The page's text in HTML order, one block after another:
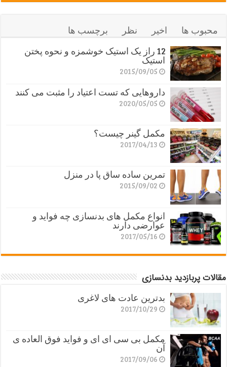
محبوب ها اخیر نظر
برچسب ها
12 راز یک استیک خوشمزه و نحوه پختن
استیک
2015/09/05
داروهایی که تست اعتیاد را مثبت می کنند
2020/05/05
مکمل گینر چیست؟
2017/04/13
تمرین ساده ساق پا در منزل
2015/09/02
انواع مکمل های بدنسازی چه فواید و
عوارضی دارند
2017/05/16
مقالات پربازدید بدنسازی
بدترین عادت های لاغری
2017/10/29
مکمل بی سی ای ای و فواید فوق العاده ی
آن
2017/09/06